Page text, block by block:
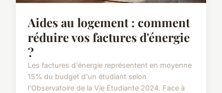
Aides au logement : comment
réduire vos factures d'énergie
?
Les factures d'énergie représentent en moyenne
15% du budget d'un étudiant selon
l'Observatoire de la Vie Étudiante 2024. Face à